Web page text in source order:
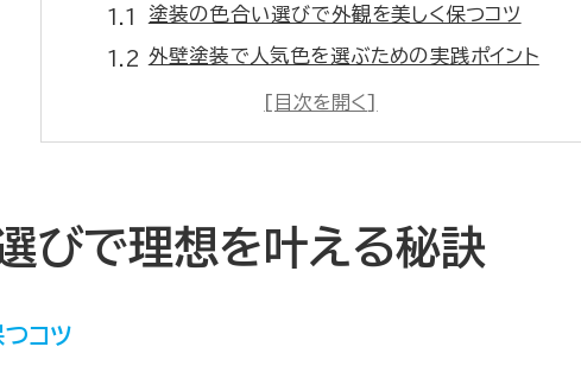
塗装の色合い選びで外観を美しく保つコツ
外壁塗装で人気色を選ぶための実践ポイント
塗装色合いの失敗を防ぐための最新知識とは
外壁塗装色の選定に役立つシミュレーション術
調和と個性を生む塗装の色合いの極意
塗装で外壁の個性と調和を両立させる方法
びで理想を叶える秘訣
コツ